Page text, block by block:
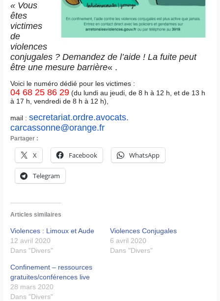
« Vous
êtes
victimes
de
violences
conjugales ? Demandez de l’aide ! La fuite peut
être une mesure barrière« .
Voici le numéro dédié pour les victimes :
04 68 25 86 29 (du lundi au jeudi, de 8 h à 12 h, et de 13 h
à 17 h, vendredi de 8 h à 12 h),
mail :secretariat.ordre.avocats.
carcassonne@orange.fr
Partager :
X Facebook WhatsApp
Telegram
Articles similaires
Violences : Limoux et Aude
12 avril 2020
Dans "Divers"
Violences Conjugales
6 avril 2020
Dans "Divers"
Confinement – ressources
gratuites/conférences live
28 mars 2020
Dans "Divers"